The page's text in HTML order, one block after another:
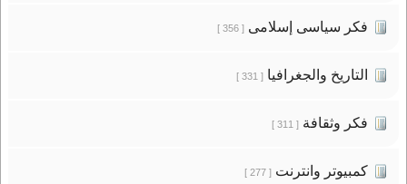
فكر سياسى إسلامى[ 356 ]
التاريخ والجغرافيا[ 331 ]
فكر وثقافة[ 311 ]
كمبيوتر وانترنت[ 277 ]